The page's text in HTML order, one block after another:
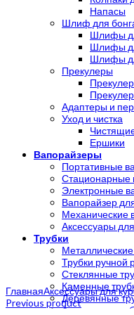
Напасы
Шлиф для
Шлифы
Шлифы
Шлифы
Прекулеры
Адаптеры и
Уход и чистка
Ершики
Вапорайзеры
Портативные
Стационарные
Электронные
Вапорайзер
Механические
Аксессуары
Трубки
Металлические
Трубки ручной
Стеклянные
Каменные
Деревянные
Акриловые
Click to enlarge
ГлавнаяАксессуары для
Previous product